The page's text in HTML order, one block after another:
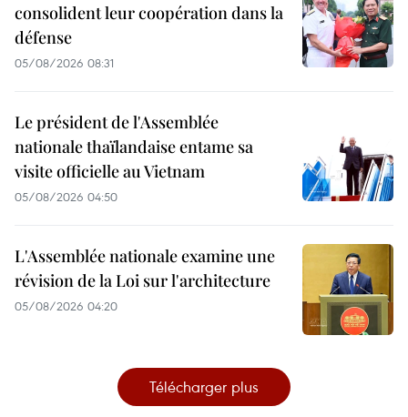
consolident leur coopération dans la
défense
05/08/2026 08:31
Le président de l'Assemblée
nationale thaïlandaise entame sa
visite officielle au Vietnam
05/08/2026 04:50
L'Assemblée nationale examine une
révision de la Loi sur l'architecture
05/08/2026 04:20
Télécharger plus